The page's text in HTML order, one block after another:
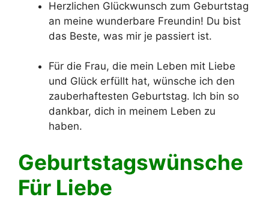
Herzlichen Glückwunsch zum Geburtstag
an meine wunderbare Freundin! Du bist
das Beste, was mir je passiert ist.
Für die Frau, die mein Leben mit Liebe
und Glück erfüllt hat, wünsche ich den
zauberhaftesten Geburtstag. Ich bin so
dankbar, dich in meinem Leben zu
haben.
Geburtstagswünsche
Für Liebe